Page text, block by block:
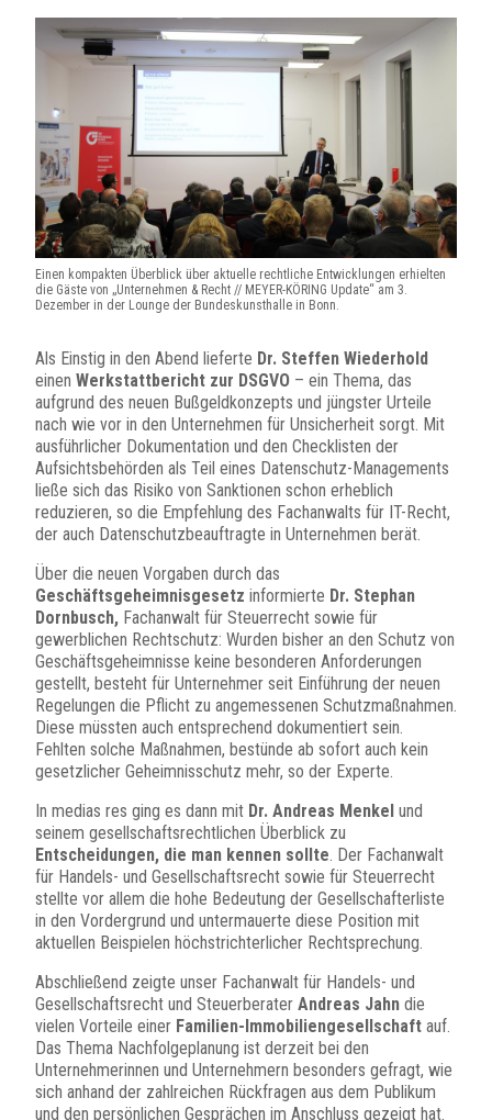
Einen kompakten Überblick über aktuelle rechtliche Entwicklungen erhielten
die Gäste von „Unternehmen & Recht // MEYER-KÖRING Update“ am 3.
Dezember in der Lounge der Bundeskunsthalle in Bonn.
Als Einstig in den Abend lieferte Dr. Steffen Wiederhold
einen Werkstattbericht zur DSGVO – ein Thema, das
aufgrund des neuen Bußgeldkonzepts und jüngster Urteile
nach wie vor in den Unternehmen für Unsicherheit sorgt. Mit
ausführlicher Dokumentation und den Checklisten der
Aufsichtsbehörden als Teil eines Datenschutz-Managements
ließe sich das Risiko von Sanktionen schon erheblich
reduzieren, so die Empfehlung des Fachanwalts für IT-Recht,
der auch Datenschutzbeauftragte in Unternehmen berät.
Über die neuen Vorgaben durch das
Geschäftsgeheimnisgesetz informierte Dr. Stephan
Dornbusch, Fachanwalt für Steuerrecht sowie für
gewerblichen Rechtschutz: Wurden bisher an den Schutz von
Geschäftsgeheimnisse keine besonderen Anforderungen
gestellt, besteht für Unternehmer seit Einführung der neuen
Regelungen die Pflicht zu angemessenen Schutzmaßnahmen.
Diese müssten auch entsprechend dokumentiert sein.
Fehlten solche Maßnahmen, bestünde ab sofort auch kein
gesetzlicher Geheimnisschutz mehr, so der Experte.
In medias res ging es dann mit Dr. Andreas Menkel und
seinem gesellschaftsrechtlichen Überblick zu
Entscheidungen, die man kennen sollte. Der Fachanwalt
für Handels- und Gesellschaftsrecht sowie für Steuerrecht
stellte vor allem die hohe Bedeutung der Gesellschafterliste
in den Vordergrund und untermauerte diese Position mit
aktuellen Beispielen höchstrichterlicher Rechtsprechung.
Abschließend zeigte unser Fachanwalt für Handels- und
Gesellschaftsrecht und Steuerberater Andreas Jahn die
vielen Vorteile einer Familien-Immobiliengesellschaft auf.
Das Thema Nachfolgeplanung ist derzeit bei den
Unternehmerinnen und Unternehmern besonders gefragt, wie
sich anhand der zahlreichen Rückfragen aus dem Publikum
und den persönlichen Gesprächen im Anschluss gezeigt hat.